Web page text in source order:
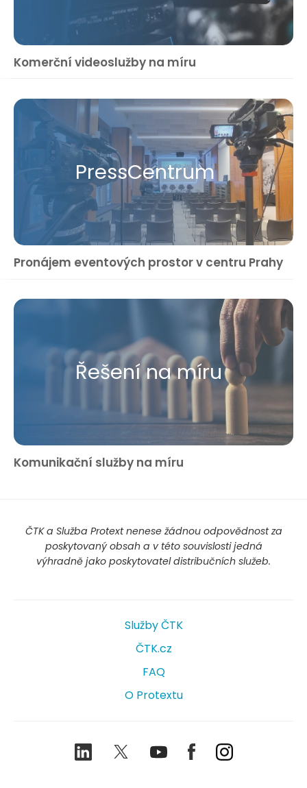
Komerční videoslužby na míru
Press​Centrum
Pronájem eventových prostor v centru Prahy
Řešení na míru
Komunikační služby na míru
ČTK a Služba Protext nenese žádnou odpovědnost za
poskytovaný obsah a v této souvislosti jedná
výhradně jako poskytovatel distribučních služeb.
Služby ČTK
ČTK.cz
FAQ
O Protextu
LinkedIn TwitterYoutubeFacebookInstagram